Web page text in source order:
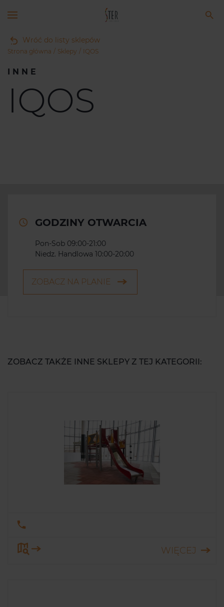
Strona główna Sklepy IQOS
Wróć do listy sklepów
INNE
IQOS
GODZINY OTWARCIA
Pon-Sob 09:00-21:00
Niedz. Handlowa 10:00-20:00
ZOBACZ NA PLANIE
ZOBACZ TAKŻE INNE SKLEPY Z TEJ KATEGORII:
WIĘCEJ